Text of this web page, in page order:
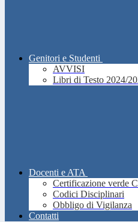
Genitori e Studenti
AVVISI
Libri di Testo 2024/
Docenti e ATA
Certificazione verde
Codici Disciplinari
Obbligo di Vigilanza
Contatti